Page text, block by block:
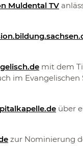
Muldental TV
mit dem
im
über
zur Nominierung